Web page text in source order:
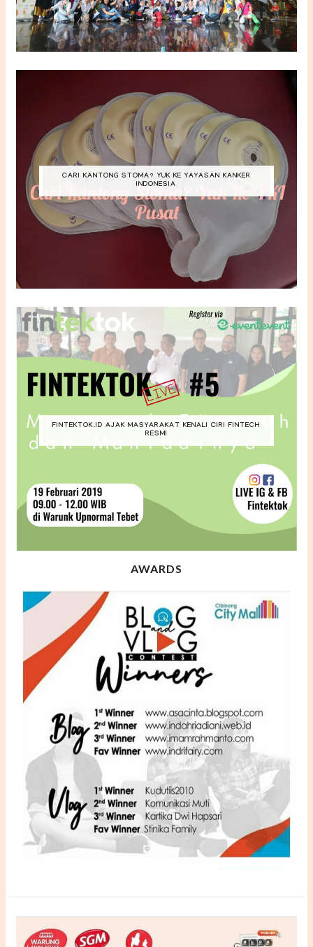
CARI KANTONG STOMA? YUK KE YAYASAN KANKER
INDONESIA
FINTEKTOK.ID AJAK MASYARAKAT KENALI CIRI FINTECH
RESMI
AWARDS